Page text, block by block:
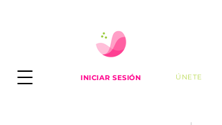
INICIAR SESIÓN ÚNETE